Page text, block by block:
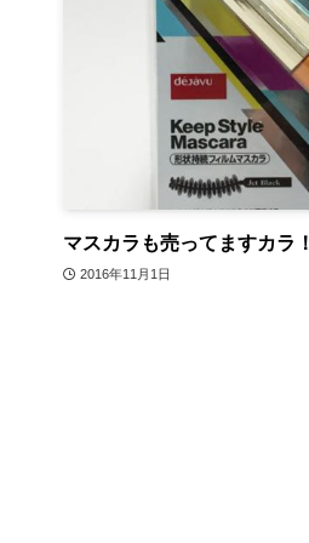
マスカラも売ってますカラ！
2016年11月1日